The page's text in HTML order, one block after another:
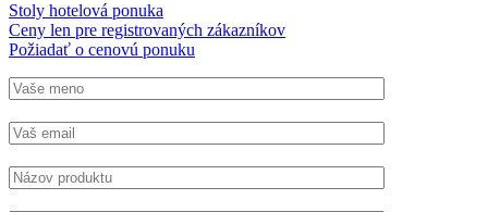
Stoly hotelová ponuka
Ceny len pre registrovaných zákazníkov
Požiadať o cenovú ponuku